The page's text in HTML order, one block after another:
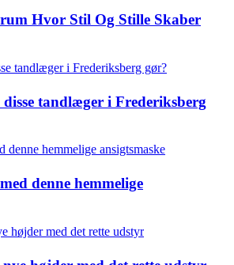
Hvor Stil Og Stille Skaber
tandlæger i Frederiksberg
denne hemmelige